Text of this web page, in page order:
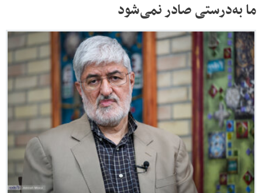
ما به‌درستی صادر نمی‌شود